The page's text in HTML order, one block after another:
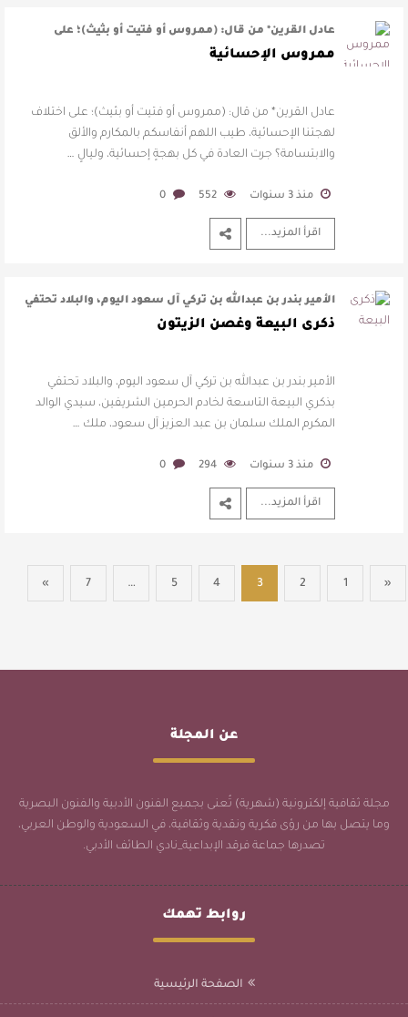
عادل القرين* من قال: (ممروس أو فتيت أو بثيث)؛ على
اختلاف لهجتنا الإحسائية، طيب ا …
ممروس الإحسائية
عادل القرين* من قال: (ممروس أو فتيت أو بثيث)؛ على اختلاف
لهجتنا الإحسائية، طيب اللهم أنفاسكم بالمكارم والألق
والابتسامة؟ جرت العادة في كل بهجةٍ إحسائية، وليالٍ …
منذ 3 سنوات 552
0
اقرأ المزيد...
الأمير بندر بن عبدالله بن تركي آل سعود اليوم، والبلاد تحتفي
بذكري البيعة التاسعة …
ذكرى البيعة وغصن الزيتون
الأمير بندر بن عبدالله بن تركي آل سعود اليوم، والبلاد تحتفي
بذكري البيعة التاسعة لخادم الحرمين الشريفين، سيدي الوالد
المكرم الملك سلمان بن عبد العزيز آل سعود، ملك …
منذ 3 سنوات 294
0
اقرأ المزيد...
«
1
2
3
4
5
…
7
»
عن المجلة
مجلة ثقافية إلكترونية (شهرية) تُعنى بجميع الفنون الأدبية والفنون البصرية
وما يتصل بها من رؤى فكرية ونقدية وثقافية، في السعودية والوطن العربي،
تصدرها جماعة فرقد الإبداعية_نادي الطائف الأدبي.
روابط تهمك
الصفحة الرئيسية